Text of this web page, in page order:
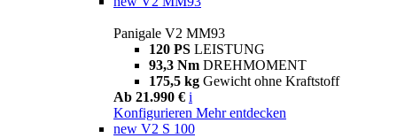
Panigale V2 MM93
120 PS LEISTUNG
93,3 Nm DREHMOMENT
175,5 kg Gewicht ohne Kraftstoff
Ab 21.990 € i
Konfigurieren Mehr entdecken
new V2 S 100